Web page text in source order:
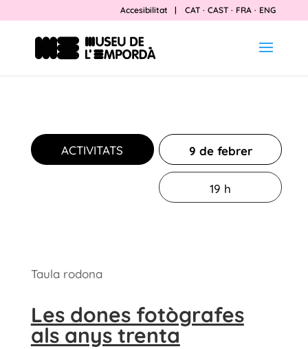
Accesibilitat | CAT · CAST · FRA · ENG
ACTIVITATS 9 de febrer
19 h
Taula rodona
Les dones fotògrafes
als anys trenta